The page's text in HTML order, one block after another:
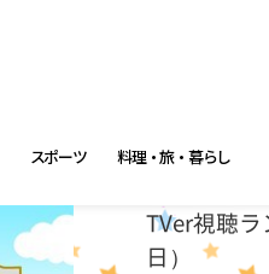
スポーツ 料理・旅・暮らし
TVer視聴
日）
グッ
あさ